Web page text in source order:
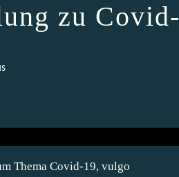
zu Covid-
Thema Covid-19, vulgo